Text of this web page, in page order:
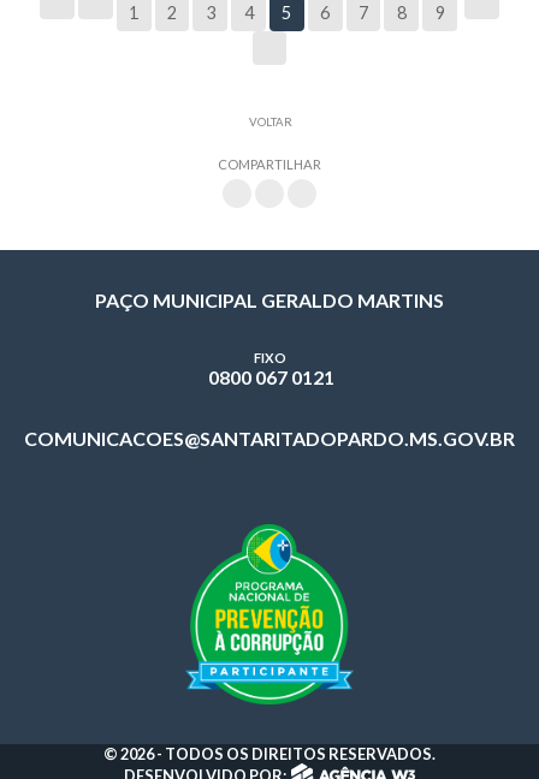
1 2 3 4 5 6 7 8 9
VOLTAR
COMPARTILHAR
PAÇO MUNICIPAL GERALDO MARTINS
FIXO
0800 067 0121
COMUNICACOES@SANTARITADOPARDO.MS.GOV.BR
© 2026 - TODOS OS DIREITOS RESERVADOS.